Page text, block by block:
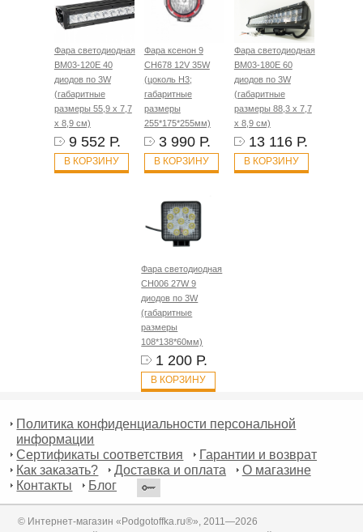
Фара светодиодная
BM03-120E 40
диодов по 3W
(габаритные
размеры 55,9 х 7,7
х 8,9 см)
9 552 Р.
В КОРЗИНУ
Фара ксенон 9
CH678 12V 35W
(цоколь H3;
габаритные
размеры
255*175*255мм)
3 990 Р.
В КОРЗИНУ
Фара светодиодная
BM03-180E 60
диодов по 3W
(габаритные
размеры 88,3 х 7,7
х 8,9 см)
13 116 Р.
В КОРЗИНУ
Фара светодиодная
CH006 27W 9
диодов по 3W
(габаритные
размеры
108*138*60мм)
1 200 Р.
В КОРЗИНУ
Политика конфиденциальности персональной
информации
Сертификаты соответствия
Гарантии и возврат
Как заказать?
Доставка и оплата
О магазине
Контакты
Блог
© Интернет-магазин «Podgotoffka.ru®», 2011—2026